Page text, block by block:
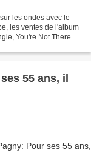
les ondes avec le
les ventes de l'album
You're Not There.
55 ans, il